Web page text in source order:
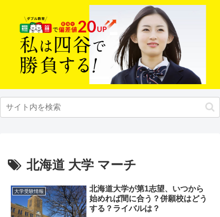
北海道 大学 マーチ
大学受験情報
北海道大学が第1志望、いつから
始めれば間に合う？併願校はどう
する？ライバルは？